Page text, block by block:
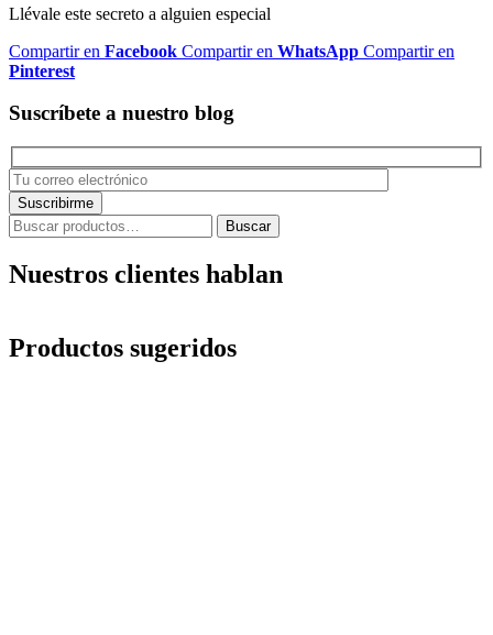
Llévale este secreto a alguien especial
Compartir en Facebook Compartir en WhatsApp Compartir en
Pinterest
Suscríbete a nuestro blog
Buscar
por:
Buscar
Nuestros clientes hablan
Productos sugeridos